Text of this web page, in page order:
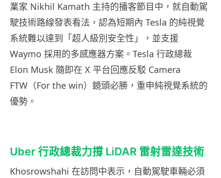
業家 Nikhil Kamath 主持的播客節目中，就自動駕
駛技術路線發表看法，認為短期內 Tesla 的純視覺
系統難以達到「超人級別安全性」，並支援
Waymo 採用的多感應器方案。Tesla 行政總裁
Elon Musk 隨即在 X 平台回應反駁 Camera
FTW（For the win）鏡頭必勝，重申純視覺系統的
優勢。
Uber 行政總裁力撐 LiDAR 雷射雷達技術
Khosrowshahi 在訪問中表示，自動駕駛車輛必須